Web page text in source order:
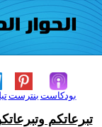
بنترست بودكاست
تبرعاتكم